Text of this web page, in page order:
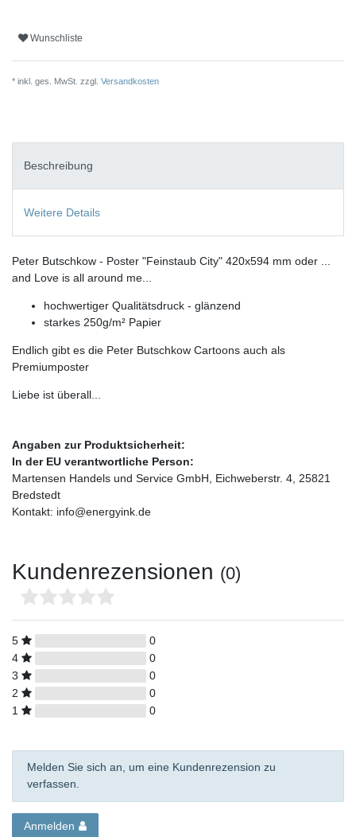
Wunschliste
* inkl. ges. MwSt. zzgl. Versandkosten
Beschreibung
Weitere Details
Peter Butschkow - Poster "Feinstaub City" 420x594 mm oder ...
and Love is all around me...
hochwertiger Qualitätsdruck - glänzend
starkes 250g/m² Papier
Endlich gibt es die Peter Butschkow Cartoons auch als
Premiumposter
Liebe ist überall...
Angaben zur Produktsicherheit:
In der EU verantwortliche Person:
Martensen Handels und Service GmbH, Eichweberstr. 4, 25821
Bredstedt
Kontakt: info@energyink.de
Kundenrezensionen (0)
5
0
4
0
3
0
2
0
1
0
Melden Sie sich an, um eine Kundenrezension zu
verfassen.
Anmelden